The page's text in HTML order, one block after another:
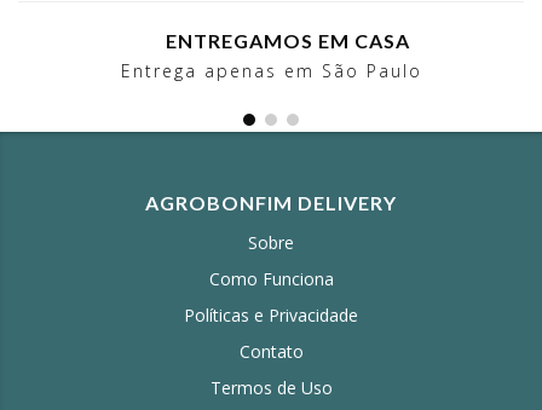
ENTREGAMOS EM CASA
Entrega apenas em São Paulo
AGROBONFIM DELIVERY
Sobre
Como Funciona
Políticas e Privacidade
Contato
Termos de Uso